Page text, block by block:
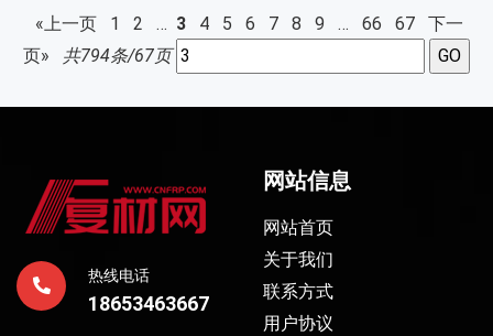
«上一页 1 2 … 3 4 5 6 7 8 9 … 66 67
下一
页»
共794条/67页
热线电话
18653463667
网站信息
网站首页
关于我们
联系方式
用户协议